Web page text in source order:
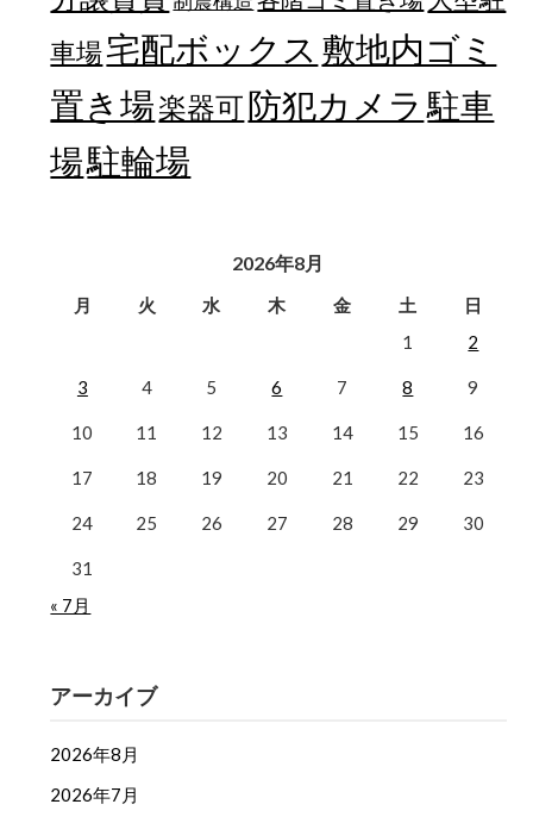
車場宅配ボックス 敷地内ゴミ
置き場楽器可防犯カメラ 駐車
場駐輪場
2026年8月
月 火 水 木 金 土
日
1
2
3 4 5 6 7 8 9
10 11 12 13 14 15 16
17 18 19 20 21 22 23
24 25 26 27 28 29 30
31
« 7月
アーカイブ
2026年8月
2026年7月